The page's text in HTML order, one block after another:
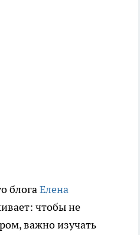
блогаЕлена
чтобы не
важно изучать